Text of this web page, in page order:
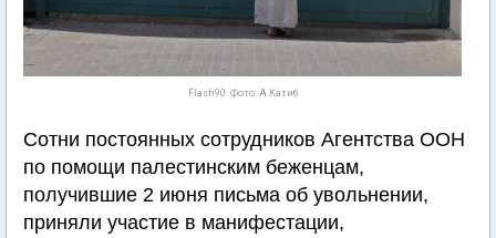
Flash90. Фото: А.Катиб
Сотни постоянных сотрудников Агентства ООН
по помощи палестинским беженцам,
получившие 2 июня письма об увольнении,
приняли участие в манифестации,